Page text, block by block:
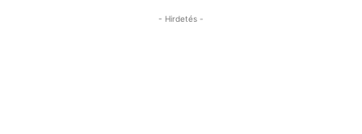
- Hirdetés -